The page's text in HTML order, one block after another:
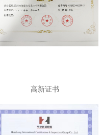
高新证书